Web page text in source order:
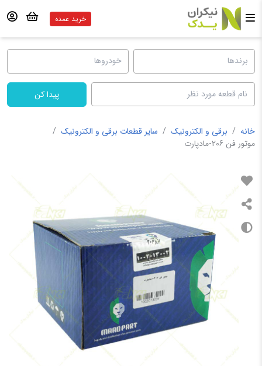
خرید عمده
پیدا کن
خانه / برقی و الکترونیک / سایر قطعات برقی و الکترونیک /
موتور فن 206-مادپارت